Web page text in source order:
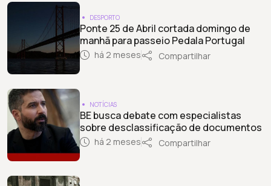
DESPORTO
Ponte 25 de Abril cortada domingo de
manhã para passeio Pedala Portugal
há 2 meses Compartilhar
NOTÍCIAS
BE busca debate com especialistas
sobre desclassificação de documentos
há 2 meses Compartilhar